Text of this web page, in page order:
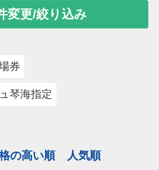
変更/絞り込み
券
琴海指定
の高い順 人気順